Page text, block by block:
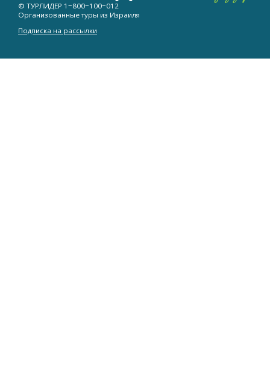
© ТУРЛИДЕР 1−800−100−012
Организованные туры из Израиля
Подписка на рассылки